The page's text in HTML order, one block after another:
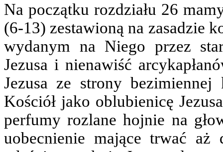
Na początku rozdziału 26
(6-13) zestawioną na zasadzie
wydanym na Niego przez
Jezusa i nienawiść
Jezusa ze strony
Kościół jako oblubienicę
perfumy rozlane hojnie na
uobecnienie mające trwać